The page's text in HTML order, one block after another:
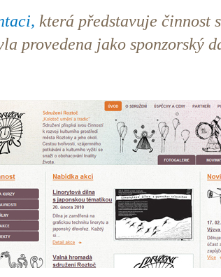
která představuje činnost
provedena jako sponzorský